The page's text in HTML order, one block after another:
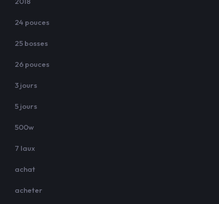
24 pouces
25 bosses
26 pouces
3 jours
5 jours
500w
7 laux
achat
acheter